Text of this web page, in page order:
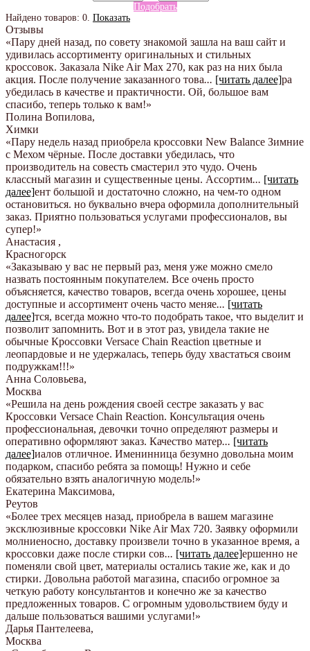
Подобрать
Найдено товаров: 0 Показать
Отзывы
«Пару дней назад, по совету знакомой зашла на ваш сайт и
удивилась ассортименту оригинальных и стильных
кроссовок. Заказала Nike Air Max 270, как раз на них была
акция. После получение заказанного това... [читать далее]ра
убедилась в качестве и практичности. Ой, большое вам
спасибо, теперь только к вам!»
Полина Вопилова,
Химки
«Пару недель назад приобрела кроссовки New Balance Зимние
с Мехом чёрные. После доставки убедилась, что
производитель на совесть смастерил это чудо. Очень
классный магазин и существенные цены. Ассортим... [читать
далее]ент большой и достаточно сложно, на чем-то одном
остановиться. но буквально вчера оформила дополнительный
заказ. Приятно пользоваться услугами профессионалов, вы
супер!»
Анастасия ,
Красногорск
«Заказываю у вас не первый раз, меня уже можно смело
назвать постоянным покупателем. Все очень просто
объясняется, качество товаров, всегда очень хорошее, цены
доступные и ассортимент очень часто меняе... [читать
далее]тся, всегда можно что-то подобрать такое, что выделит и
позволит запомнить. Вот и в этот раз, увидела такие не
обычные Кроссовки Versace Chain Reaction цветные и
леопардовые и не удержалась, теперь буду хвастаться своим
подружкам!!!»
Анна Соловьева,
Москва
«Решила на день рождения своей сестре заказать у вас
Кроссовки Versace Chain Reaction. Консультация очень
профессиональная, девочки точно определяют размеры и
оперативно оформляют заказ. Качество матер... [читать
далее]иалов отличное. Именинница безумно довольна моим
подарком, спасибо ребята за помощь! Нужно и себе
обязательно взять аналогичную модель!»
Екатерина Максимова,
Реутов
«Более трех месяцев назад, приобрела в вашем магазине
эксклюзивные кроссовки Nike Air Max 720. Заявку оформили
молниеносно, доставку произвели точно в указанное время, а
кроссовки даже после стирки сов... [читать далее]ершенно не
поменяли свой цвет, материалы остались такие же, как и до
стирки. Довольна работой магазина, спасибо огромное за
четкую работу консультантов и конечно же за качество
предложенных товаров. С огромным удовольствием буду и
дальше пользоваться вашими услугами!»
Дарья Пантелеева,
Москва